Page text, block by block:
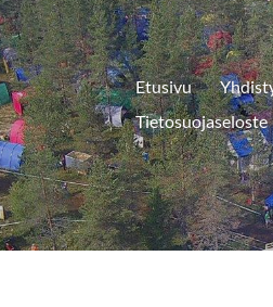
Etusivu
Tietosuojaseloste